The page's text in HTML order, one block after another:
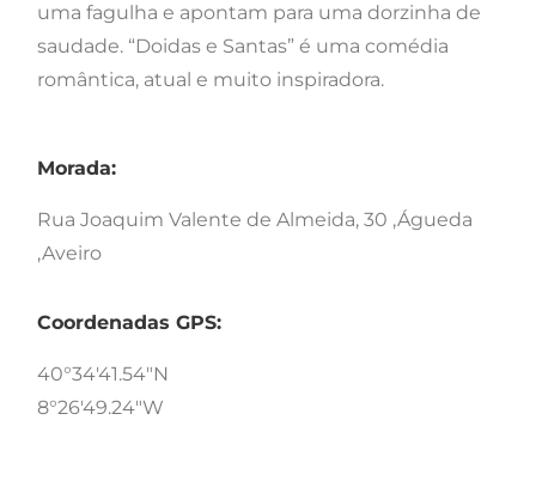
uma fagulha e apontam para uma dorzinha de
saudade. “Doidas e Santas” é uma comédia
romântica, atual e muito inspiradora.
Morada:
Rua Joaquim Valente de Almeida, 30 ,Águeda
,Aveiro
Coordenadas GPS:
40°34'41.54"N
8°26'49.24"W